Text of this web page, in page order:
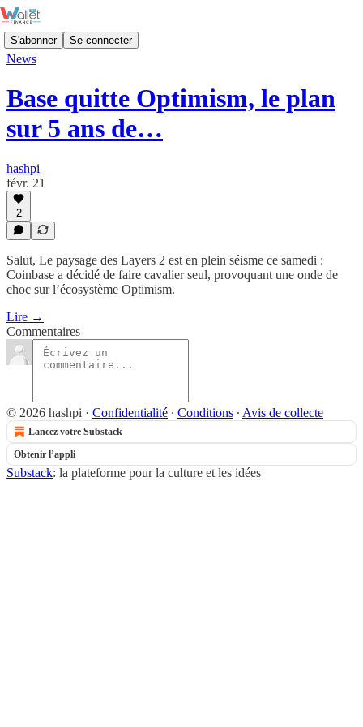
S'abonner Se connecter
News
Base quitte Optimism, le plan
sur 5 ans de…
hashpi
févr. 21
2
Salut, ​Le paysage des Layers 2 est en plein séisme ce samedi :
Coinbase a décidé de faire cavalier seul, provoquant une onde de
choc sur l’écosystème Optimism.
Lire →
Commentaires
© 2026 hashpi · Confidentialité ∙ Conditions ∙ Avis de collecte
Lancez votre Substack
Obtenir l’appli
Substack: la plateforme pour la culture et les idées